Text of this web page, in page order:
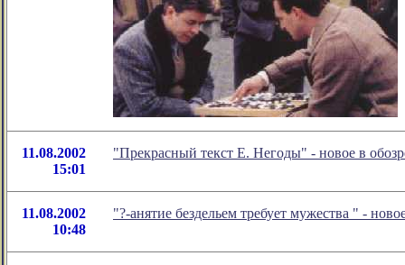
11.08.2002
15:01
"Прекрасный текст Е. Негоды" - новое в
11.08.2002
10:48
"?-анятие бездельем требует мужества " -